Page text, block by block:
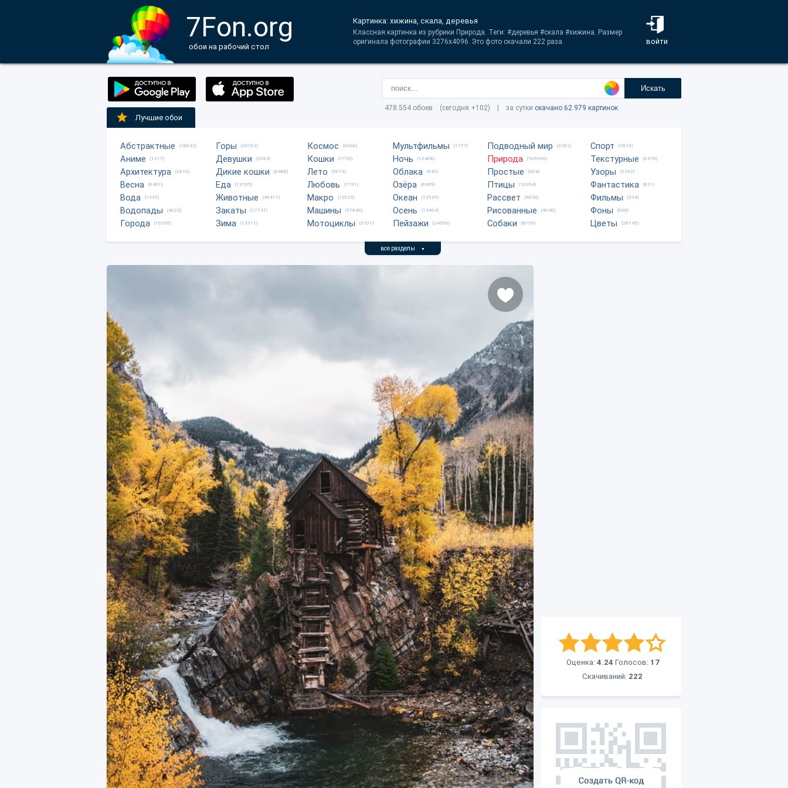
7Fon.org
обои на рабочий стол
войти
Картинка: хижина, скала, деревья
Классная картинка из рубрики Природа. Теги: #деревья #скала #хижина. Размер
оригинала фотографии 3276x4096. Это фото скачали 222 раза.
Искать
478.554 обоев (сегодня +102) | за сутки скачано 62.979 картинок
Лучшие обои
Абстрактные (18042)
Аниме (1217)
Архитектура (2816)
Весна (6481)
Вода (1335)
Водопады (4623)
Города (15295)
Горы (20702)
Девушки (2684)
Дикие кошки (6488)
Еда (13705)
Животные (49471)
Закаты (17741)
Зима (13511)
Космос (6006)
Кошки (7730)
Лето (9673)
Любовь (1791)
Макро (12625)
Машины (37846)
Мотоциклы (3701)
Мультфильмы (1177)
Ночь (12408)
Облака (945)
Озёра (6989)
Океан (13539)
Осень (14464)
Пейзажи (24590)
Подводный мир (2282)
Природа (105950)
Простые (904)
Птицы (10204)
Рассвет (4538)
Рисованные (4046)
Собаки (8759)
Спорт (1815)
Текстурные (6378)
Узоры (3762)
Фантастика (821)
Фильмы (334)
Фоны (608)
Цветы (28145)
все разделы ▼
Оценка: 4.24 Голосов: 17
Скачиваний: 222